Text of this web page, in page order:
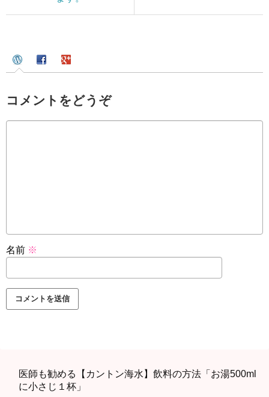
コメントをどうぞ
名前 ※
医師も勧める【カントン海水】飲料の方法「お湯500ml
に小さじ１杯」